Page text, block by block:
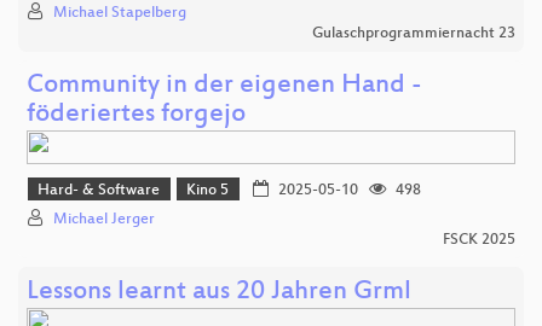
Michael Stapelberg
Gulaschprogrammiernacht 23
Community in der eigenen Hand -
föderiertes forgejo
Hard- & Software Kino 5 2025-05-10
498
Michael Jerger
FSCK 2025
Lessons learnt aus 20 Jahren Grml